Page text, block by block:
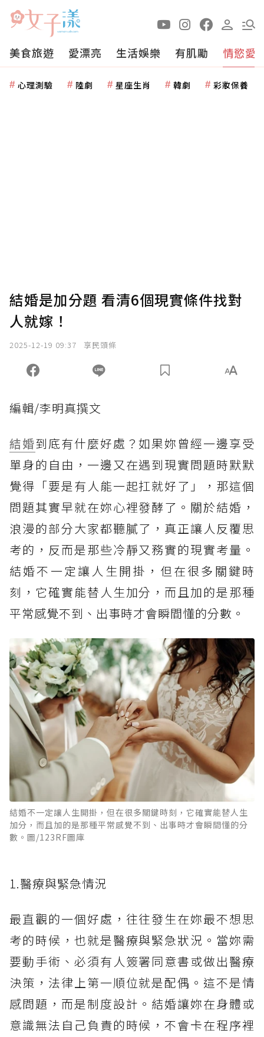
美食旅遊 愛漂亮 生活娛樂 有肌勵 情慾愛
心理測驗 陸劇 星座生肖 韓劇 彩妝保養
結婚是加分題 看清6個現實條件找對
人就嫁！
2025-12-19 09:37 享民頭條
編輯/李明真撰文
結婚到底有什麼好處？如果妳曾經一邊享受
單身的自由，一邊又在遇到現實問題時默默
覺得「要是有人能一起扛就好了」，那這個
問題其實早就在妳心裡發酵了。關於結婚，
浪漫的部分大家都聽膩了，真正讓人反覆思
考的，反而是那些冷靜又務實的現實考量。
結婚不一定讓人生開掛，但在很多關鍵時
刻，它確實能替人生加分，而且加的是那種
平常感覺不到、出事時才會瞬間懂的分數。
結婚不一定讓人生開掛，但在很多關鍵時刻，它確實能替人生
加分，而且加的是那種平常感覺不到、出事時才會瞬間懂的分
數。圖/123RF圖庫
1.醫療與緊急情況
最直觀的一個好處，往往發生在妳最不想思
考的時候，也就是醫療與緊急狀況。當妳需
要動手術、必須有人簽署同意書或做出醫療
決策，法律上第一順位就是配偶。這不是情
感問題，而是制度設計。結婚讓妳在身體或
意識無法自己負責的時候，不會卡在程序裡